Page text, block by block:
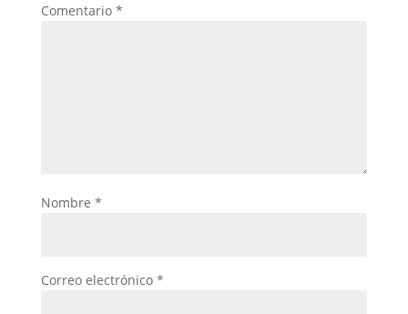
Comentario *
Nombre *
Correo electrónico *